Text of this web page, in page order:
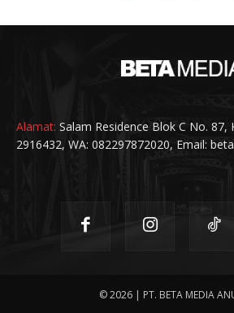
Alamat: Salam Residence Blok C No. 87,
2916432, WA: 082297872020, Email:
© 2026 | PT. BETA MEDIA